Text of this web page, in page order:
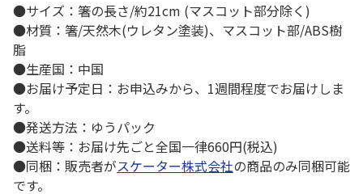
●サイズ：箸の長さ/約21cm (マスコット部分除く)
●材質：箸/天然木(ウレタン塗装)、マスコット部/ABS樹
脂
●生産国：中国
●お届け予定日：お申込みから、1週間程度でお届けしま
す。
●発送方法：ゆうパック
●送料等：お届け先ごと全国一律660円(税込)
●同梱：販売者がスケーター株式会社の商品のみ同梱可能
です。